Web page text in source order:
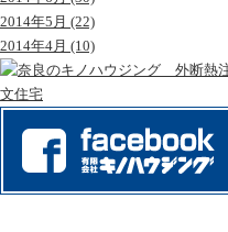
2014年5月 (22)
2014年4月 (10)